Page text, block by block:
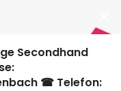
Secondhand
☎ Telefon: